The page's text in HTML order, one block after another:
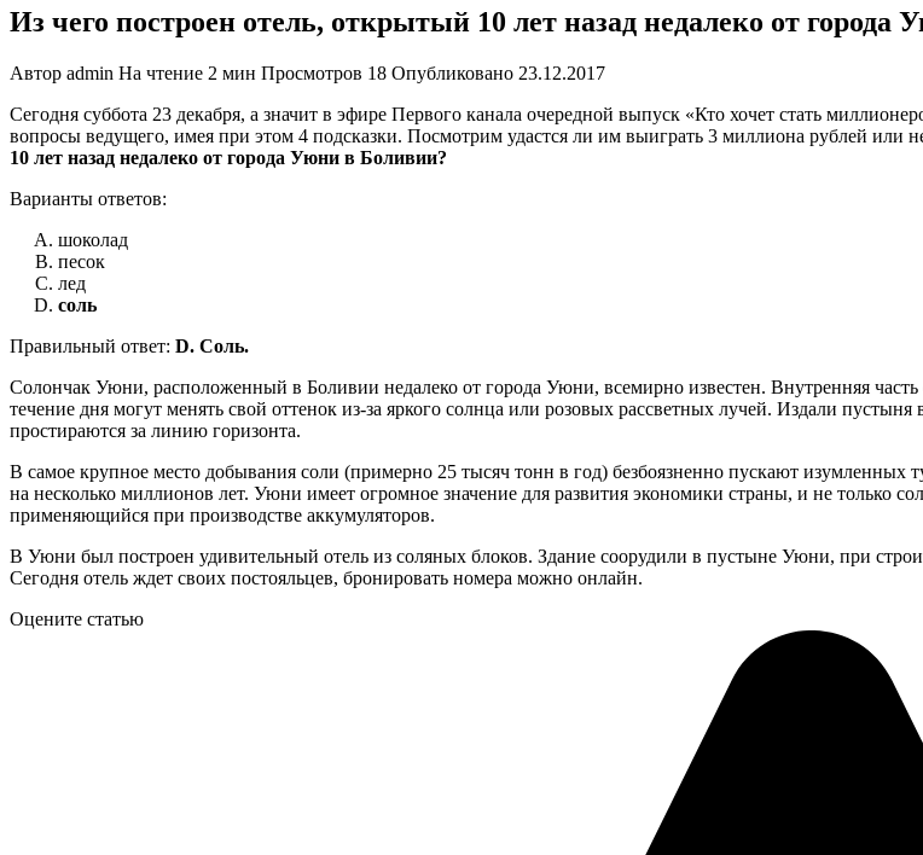
Из чего построен отель, открытый 10 лет назад недалеко от города
Автор admin На чтение 2 мин Просмотров 18 Опубликовано 23.12.2017
Сегодня суббота 23 декабря, а значит в эфире Первого канала очередной выпуск «Кто хочет стать
вопросы ведущего, имея при этом 4 подсказки. Посмотрим удастся ли им выиграть 3 миллиона рублей или
10 лет назад недалеко от города Уюни в Боливии?
Варианты ответов:
шоколад
песок
лед
соль
Правильный ответ: D. Соль.
Солончак Уюни, расположенный в Боливии недалеко от города Уюни, всемирно известен. Внутренняя
течение дня могут менять свой оттенок из-за яркого солнца или розовых рассветных лучей. Издали
простираются за линию горизонта.
В самое крупное место добывания соли (примерно 25 тысяч тонн в год) безбоязненно пускают изумленных
на несколько миллионов лет. Уюни имеет огромное значение для развития экономики страны, и не только
применяющийся при производстве аккумуляторов.
В Уюни был построен удивительный отель из соляных блоков. Здание соорудили в пустыне Уюни, при
Сегодня отель ждет своих постояльцев, бронировать номера можно онлайн.
Оцените статью